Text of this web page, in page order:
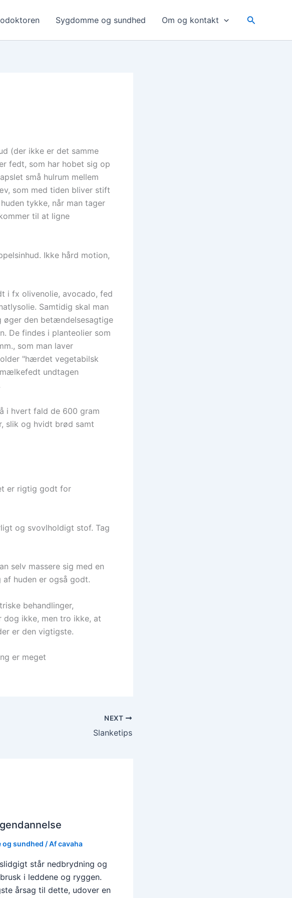
Sygdomme og sundhed Om og kontakt Søg
(der ikke er det samme
fedt, som har hobet sig op
små hulrum mellem
som med tiden bliver stift
tykke, når man tager
til at ligne
Ikke hård motion,
i fx olivenolie, avocado, fed
Samtidig skal man
øger den betændelsesagtige
De findes i planteolier som
som man laver
"hærdet vegetabilsk
undtagen
i hvert fald de 600 gram
slik og hvidt brød samt
er rigtig godt for
og svovlholdigt stof. Tag
selv massere sig med en
af huden er også godt.
behandlinger,
ikke, men tro ikke, at
er den vigtigste.
er meget
NEXT
Slanketips
og sundhed / Afcavaha
står nedbrydning og
i leddene og ryggen.
årsag til dette, udover en